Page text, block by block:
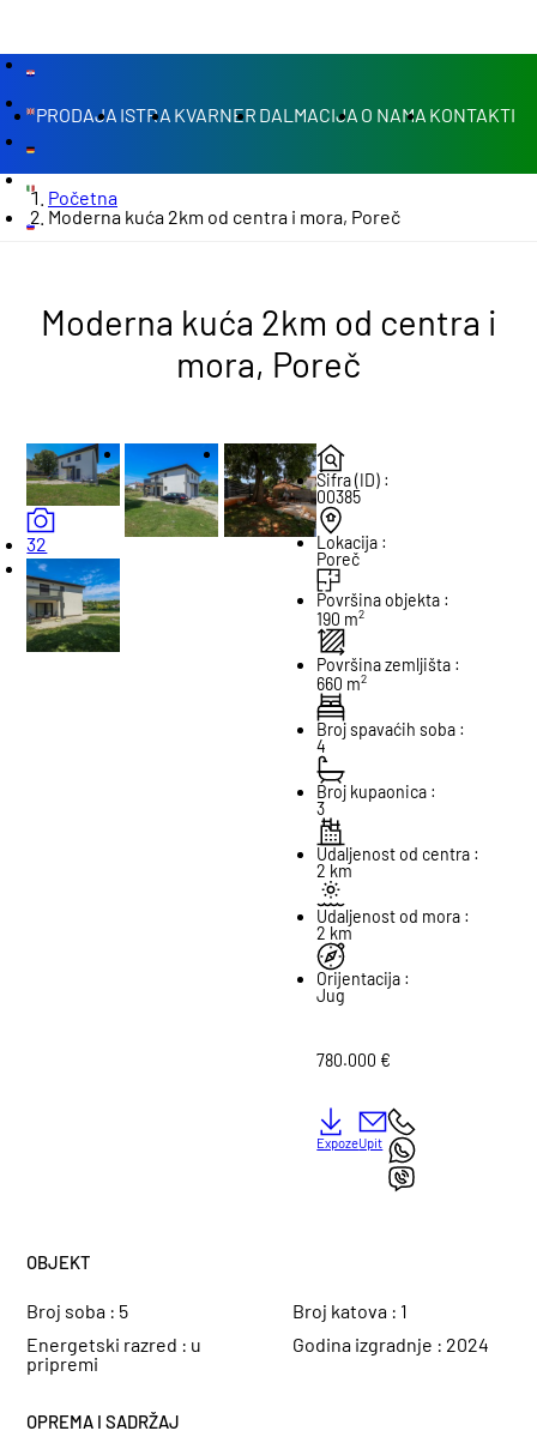
PRODAJA ISTRA KVARNER DALMACIJA O NAMA KONTAKTI
Početna
Moderna kuća 2km od centra i mora, Poreč
Moderna kuća 2km od centra i
mora, Poreč
32
Šifra (ID) :
00385
Lokacija :
Poreč
Površina objekta :
190 m2
Površina zemljišta :
660 m2
Broj spavaćih soba :
4
Broj kupaonica :
3
Udaljenost od centra :
2 km
Udaljenost od mora :
2 km
Orijentacija :
Jug
780.000 €
ExpozeUpit
OBJEKT
Broj soba : 5 Broj katova : 1
Energetski razred : u
pripremi
Godina izgradnje : 2024
OPREMA I SADRŽAJ